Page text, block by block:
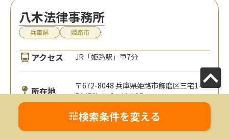
八木法律事務所
兵庫県 姫路市
アクセス JR「姫路駅」車7分
所在地
〒672-8048 兵庫県姫路市飾磨区三宅1-
74 姫路ナブコビル3F
検索条件を変える